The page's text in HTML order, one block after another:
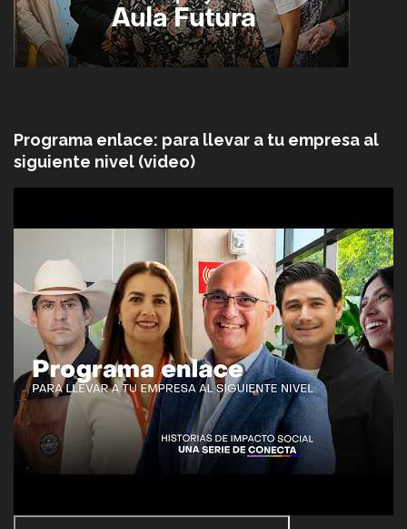
Programa enlace: para llevar a tu empresa al
siguiente nivel (video)